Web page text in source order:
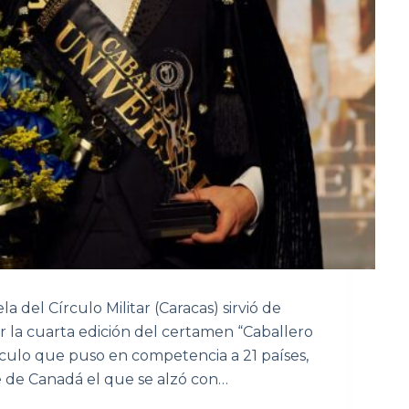
del Círculo Militar (Caracas) sirvió de
la cuarta edición del certamen “Caballero
que puso en competencia a 21 países,
Canadá el que se alzó con…